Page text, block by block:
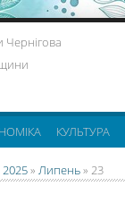
Чернігова
КУЛЬТУРА
2025» Липень» 23